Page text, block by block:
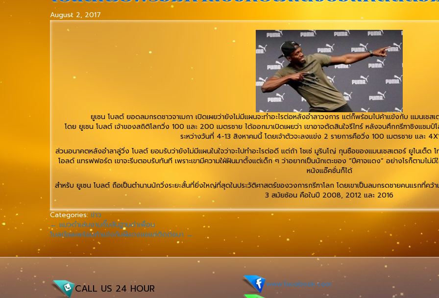
August 2, 2017
ยูเซน โบลต์ ยอดลมกรดชาวจาเมกา เปิดเผยว่ายังไม่มีแผนจะทำอะไรต่อหลังอำลาวงการ แต่ก็พร้อมไปค้าแข้งกับ แมนเช
โดย ยูเซน โบลต์ เจ้าของสถิติโลกวิ่ง 100 และ 200 เมตรชาย ได้ออกมาเปิดเผยว่า เขาอาจตัดสินใจรีไทร์ หลังจบศึกกรีฑาชิงแช
ระหว่างวันที่ 4-13 สิงหาคมนี้ โดยเจ้าตัวจะลงแข่ง 2 รายการคือวิ่ง 100 เมตรชาย และ
ส่วนอนาคตหลังอำลาลู่วิ่ง โบลต์ ยอมรับว่ายังไม่มีแผนในใจว่าจะไปทำอะไรต่อดี แต่ถ้า โชเซ่ มูรินโญ่ กุนซือของแมนเชสเตอร์ ยูไนเต็
โอลด์ แทรฟฟอร์ด เขาจะรีบตอบรับทันที เพราะเขามีความใฝ่ฝันมาตั้งแต่เด็ก ๆ ว่าอยากเป็นนักเตะของ “ปีศาจแดง” อย่างไรก็ตามไม่มี
หนังแอ๊คชั่นก็ได้
สำหรับ ยูเซน โบลต์ ถือเป็นตำนานนักวิ่งระยะสั้นที่ยิ่งใหญ่ที่สุดในประวัติศาสตร์ของวงการกรีฑาโลก โดยเขาเป็นลมกรดชายคนแรกที่ค
3 สมัยซ้อน คือในปี 2008, 2012 และ 2016
Categories:ข่าว
← แมวดำเล่นงานกิ๊บสันฐานด่าเพื่อน
โบลต์เผยพร้อมค้าแข้งกับผีแดงขอแค่ติดต่อมา →
CALL US 24 HOUR
www.facebook.com